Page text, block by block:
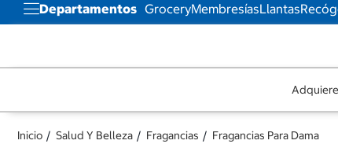
Departamentos GroceryMembresíasLlantas
Inicio Salud Y Belleza Fragancias Fragancias Para Dama